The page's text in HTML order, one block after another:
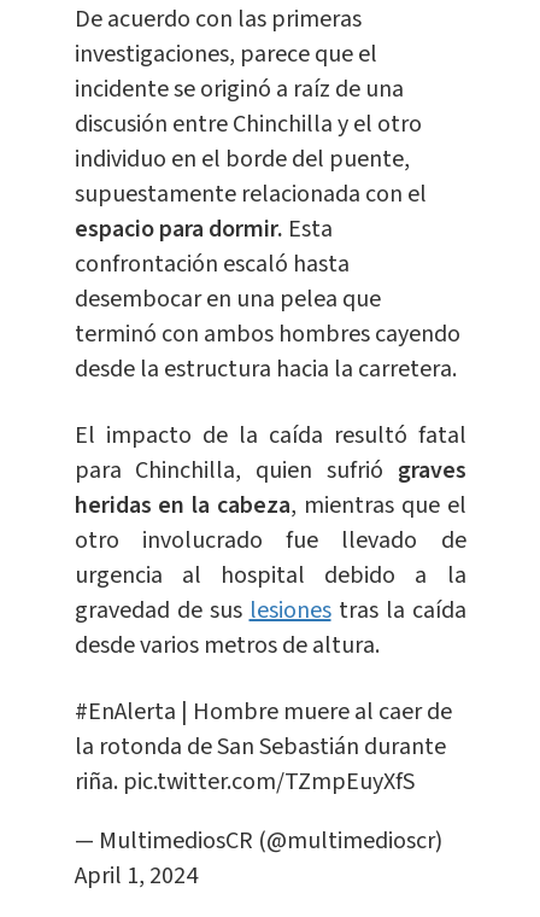
De acuerdo con las primeras
investigaciones, parece que el
incidente se originó a raíz de una
discusión entre Chinchilla y el otro
individuo en el borde del puente,
supuestamente relacionada con el
espacio para dormir. Esta
confrontación escaló hasta
desembocar en una pelea que
terminó con ambos hombres cayendo
desde la estructura hacia la carretera.
El impacto de la caída resultó fatal
para Chinchilla, quien sufrió graves
heridas en la cabeza, mientras que el
otro involucrado fue llevado de
urgencia al hospital debido a la
gravedad de suslesionestras la caída
desde varios metros de altura.
#EnAlerta | Hombre muere al caer de
la rotonda de San Sebastián durante
riña. pic.twitter.com/TZmpEuyXfS
— MultimediosCR (@multimedioscr)
April 1, 2024